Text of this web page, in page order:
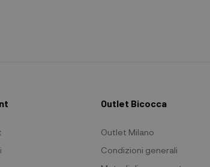
Outlet Bicocca
Outlet Milano
Condizioni generali